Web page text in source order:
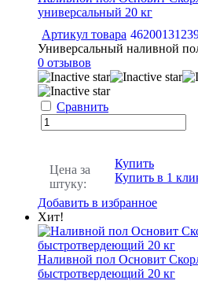
универсальный 20 кг
Артикул товара
Универсальный наливной
0 отзывов
Сравнить
Цена за
штуку:
Купить
Купить в 1
Добавить в избранное
Хит!
Наливной пол Основит
быстротвердеющий 20 кг